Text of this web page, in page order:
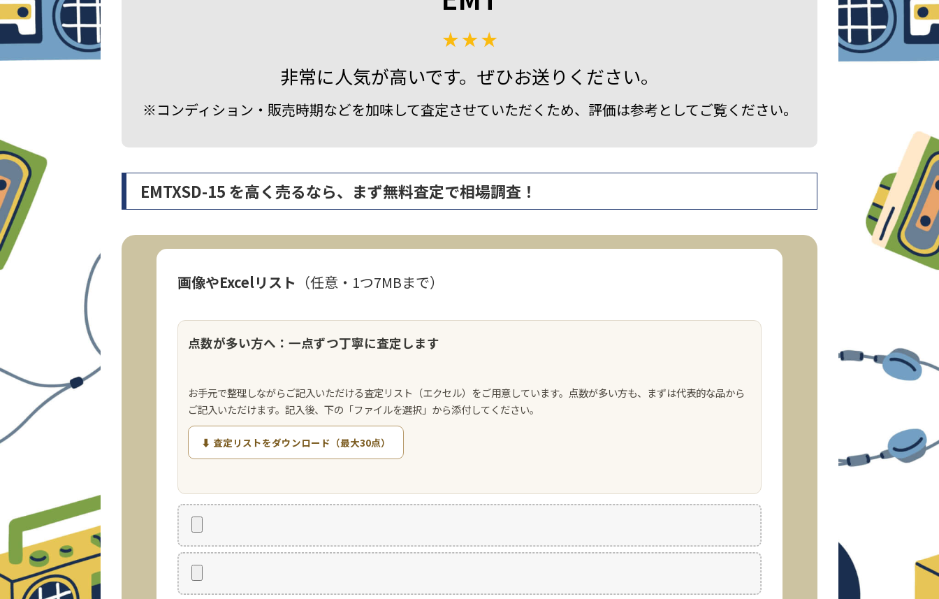
非常に人気が高いです。ぜひお送りください。
※コンディション・販売時期などを加味して査定させていただくため、評価は参考としてご覧ください。
EMTXSD-15 を高く売るなら、まず無料査定で相場調査！
画像やExcelリスト （任意・1つ7MBまで）
点数が多い方へ：一点ずつ丁寧に査定します
お手元で整理しながらご記入いただける査定リスト（エクセル）をご用意しています。点数が多い方も、まずは代表的な品から
ご記入いただけます。記入後、下の「ファイルを選択」から添付してください。
⬇ 査定リストをダウンロード（最大30点）